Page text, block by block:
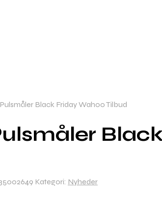
Black Friday Wahoo Tilbud
Kategori: Nyheder